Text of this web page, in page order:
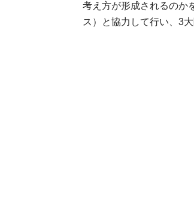
考え方が形成されるのか
ス）と協力して行い、3